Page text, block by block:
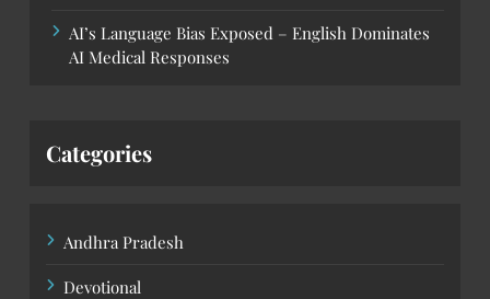
AI’s Language Bias Exposed – English Dominates
AI Medical Responses
Categories
Andhra Pradesh
Devotional